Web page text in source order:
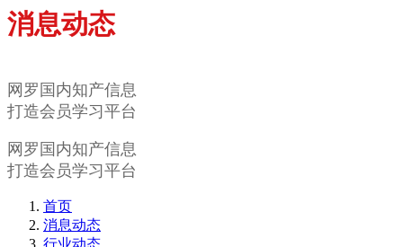
消息动态
网罗国内知产信息
打造会员学习平台
网罗国内知产信息
打造会员学习平台
首页
消息动态
行业动态